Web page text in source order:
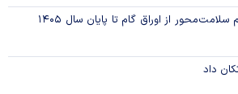
استفاده واردکنندگان اقلام سلامت‌محور از اوراق گام تا پایان سال ۱۴۰۵
داد